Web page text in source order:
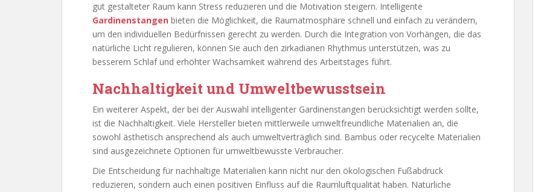
gut gestalteter Raum kann Stress reduzieren und die Motivation steigern. Intelligente
Gardinenstangen bieten die Möglichkeit, die Raumatmosphäre schnell und einfach zu verändern,
um den individuellen Bedürfnissen gerecht zu werden. Durch die Integration von Vorhängen, die das
natürliche Licht regulieren, können Sie auch den zirkadianen Rhythmus unterstützen, was zu
besserem Schlaf und erhöhter Wachsamkeit während des Arbeitstages führt.
Nachhaltigkeit und Umweltbewusstsein
Ein weiterer Aspekt, der bei der Auswahl intelligenter Gardinenstangen berücksichtigt werden sollte,
ist die Nachhaltigkeit. Viele Hersteller bieten mittlerweile umweltfreundliche Materialien an, die
sowohl ästhetisch ansprechend als auch umweltverträglich sind. Bambus oder recycelte Materialien
sind ausgezeichnete Optionen für umweltbewusste Verbraucher.
Die Entscheidung für nachhaltige Materialien kann nicht nur den ökologischen Fußabdruck
reduzieren, sondern auch einen positiven Einfluss auf die Raumluftqualität haben. Natürliche